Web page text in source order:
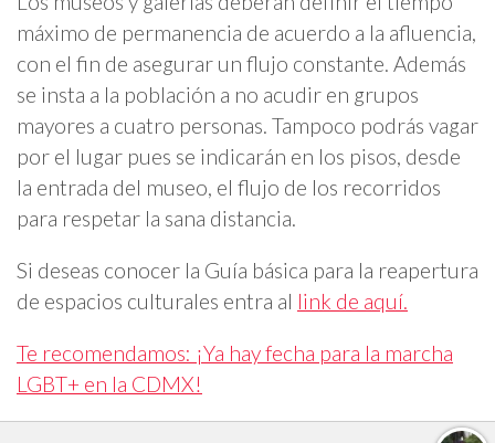
máximo de permanencia de acuerdo a la afluencia,
con el fin de asegurar un flujo constante. Además
se insta a la población a no acudir en grupos
mayores a cuatro personas. Tampoco podrás vagar
por el lugar pues se indicarán en los pisos, desde
la entrada del museo, el flujo de los recorridos
para respetar la sana distancia.
Si deseas conocer la Guía básica para la reapertura
de espacios culturales entra al link de aquí.
Te recomendamos: ¡Ya hay fecha para la marcha
LGBT+ en la CDMX!